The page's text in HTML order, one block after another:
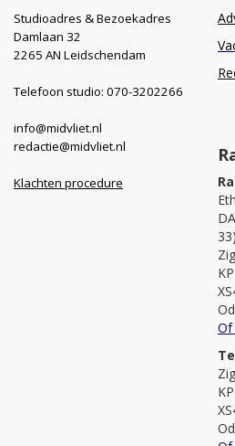
Studioadres & Bezoekadres
Damlaan 32
2265 AN Leidschendam
Telefoon studio: 070-3202266
info@midvliet.nl
redactie@midvliet.nl
Klachten procedure
33)
Of